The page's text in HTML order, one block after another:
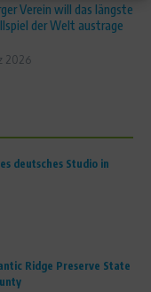
Verein will das längste
der Welt austrage
2026
deutsches Studio in
Ridge Preserve State